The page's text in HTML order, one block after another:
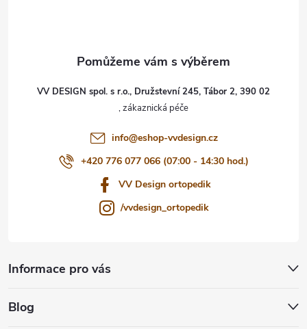
VV DESIGN spol. s r.o., Družstevní 245, Tábor 2, 390 02
info@eshop-vvdesign.cz
+420 776 077 066 (07:00 - 14:30 hod.)
VV Design ortopedik
/vvdesign_ortopedik
Informace pro vás
Blog